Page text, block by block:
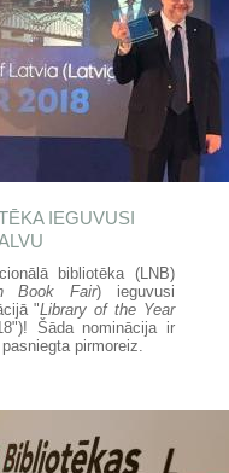
IEGUVUSI
bibliotēka (LNB)
Book Fair) ieguvusi
"Library of the Year
Šāda nominācija ir
pirmoreiz.
IZCILĪBAS